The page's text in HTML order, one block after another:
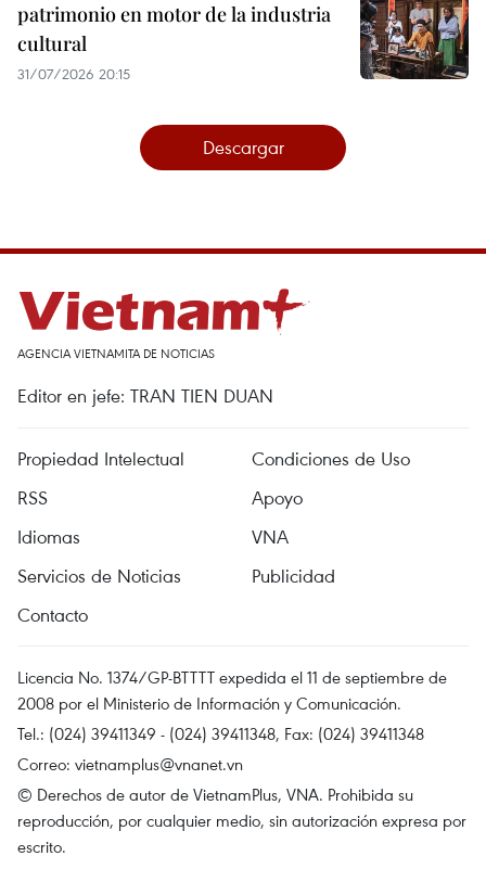
patrimonio en motor de la industria
cultural
31/07/2026 20:15
Descargar
AGENCIA VIETNAMITA DE NOTICIAS
Editor en jefe: TRAN TIEN DUAN
Propiedad Intelectual
Condiciones de Uso
RSS
Apoyo
Idiomas
VNA
Servicios de Noticias
Publicidad
Contacto
Licencia No. 1374/GP-BTTTT expedida el 11 de septiembre de
2008 por el Ministerio de Información y Comunicación.
Tel.: (024) 39411349 - (024) 39411348, Fax: (024) 39411348
Correo: vietnamplus@vnanet.vn
© Derechos de autor de VietnamPlus, VNA. Prohibida su
reproducción, por cualquier medio, sin autorización expresa por
escrito.